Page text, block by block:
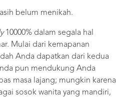
belum menikah.
10000% dalam segala hal
Mulai dari kemapanan
Anda dapatkan dari kedua
pun mendukung Anda
masa lajang; mungkin karena
sosok wanita yang mandiri,